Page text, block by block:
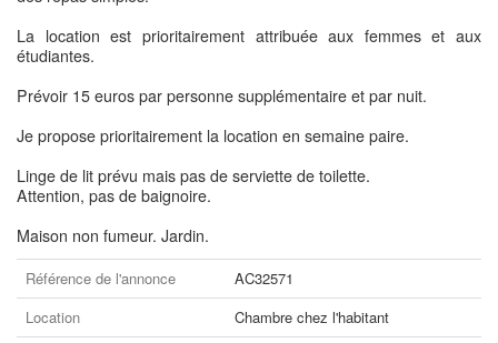
La location est prioritairement attribuée aux femmes et aux
étudiantes.
Prévoir 15 euros par personne supplémentaire et par nuit.
Je propose prioritairement la location en semaine paire.
Linge de lit prévu mais pas de serviette de toilette.
Attention, pas de baignoire.
Maison non fumeur. Jardin.
Référence de l'annonce
AC32571
Location
Chambre chez l'habitant